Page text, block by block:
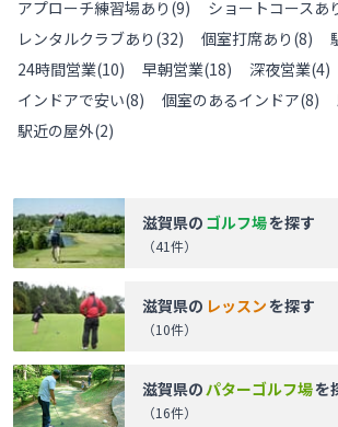
アプローチ練習場あり (9) ショートコースあ
レンタルクラブあり (32) 個室打席あり (8)
24時間営業(10) 早朝営業(18) 深夜営業(4)
インドアで安い(8) 個室のあるインドア(8)
駅近の屋外(2)
滋賀県の ゴルフ場を探す
（41件）
滋賀県の レッスンを探す
（10件）
滋賀県のパターゴルフ場を
（16件）